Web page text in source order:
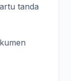
tanda